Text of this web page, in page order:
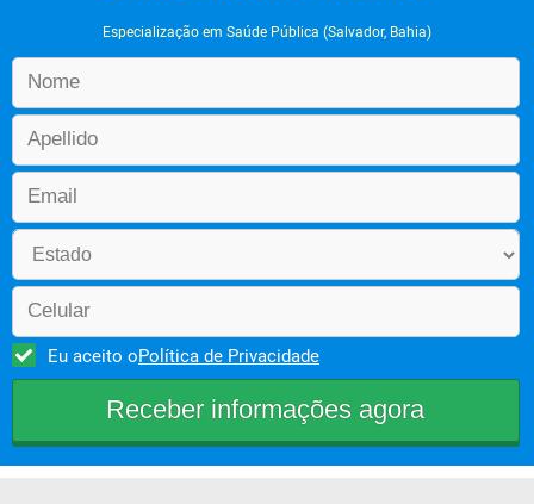
Especialização em Saúde Pública (Salvador, Bahia)
Eu aceito oPolítica de Privacidade